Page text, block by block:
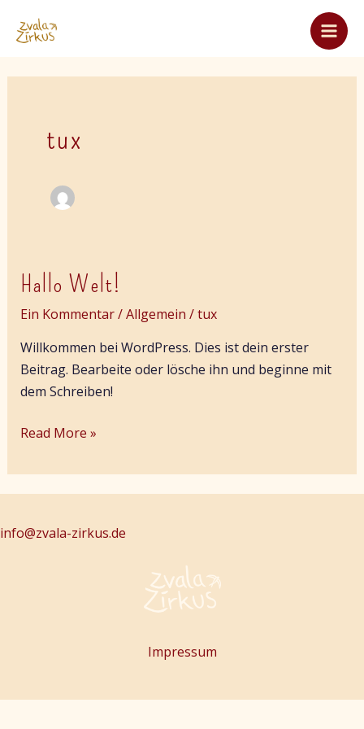
Inhalt
Main
tux
Hallo Welt!
Ein Kommentar/Allgemein /tux
Willkommen bei WordPress. Dies ist dein erster
Beitrag. Bearbeite oder lösche ihn und beginne mit
dem Schreiben!
Hallo
Read More »
info@zvala-zirkus.de
Impressum